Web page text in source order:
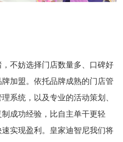
不妨选择门店数量多、口碑好
加盟。依托品牌成熟的门店管
系统，以及专业的活动策划、
成功经验，比自主单干更轻
实现盈利。皇家迪智尼我们将